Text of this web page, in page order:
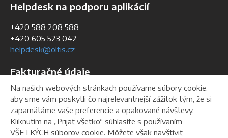
Helpdesk na podporu aplikácií
+420 588 208 588
+420 605 523 042
helpdesk@oltis.cz
Fakturačné údaje
IČO:36 762 644
IČ DPH: SK 2022358228
DIČ:2022358228
Na našich webových stránkach používame súbory cookie,
aby sme vám poskytli čo najrelevantnejší zážitok tým, že si
zapamätáme vaše preferencie a opakované návštevy.
Kliknutím na „Prijať všetko“ súhlasíte s používaním
VŠETKÝCH súborov cookie. Môžete však navštíviť